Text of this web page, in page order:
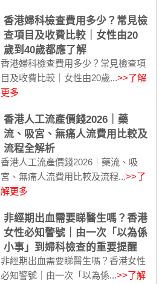
香港婦科檢查費用多少？常見檢
查項目及收費比較｜女性由20
歲到40歲都應了解
香港婦科檢查費用多少？常見檢查項
目及收費比較｜女性由20歲...>>了解
更多
香港人工流產價錢2026｜藥
流、吸宮、無痛人流費用比較及
流程全解析
香港人工流產價錢2026｜藥流、吸
宮、無痛人流費用比較及流程...>>了
解更多
非經期出血需要睇醫生嗎？香港
女性必知警號｜由一次「以為係
小事」到婦科檢查的重要提醒
非經期出血需要睇醫生嗎？香港女性
必知警號｜由一次「以為係...>>了解